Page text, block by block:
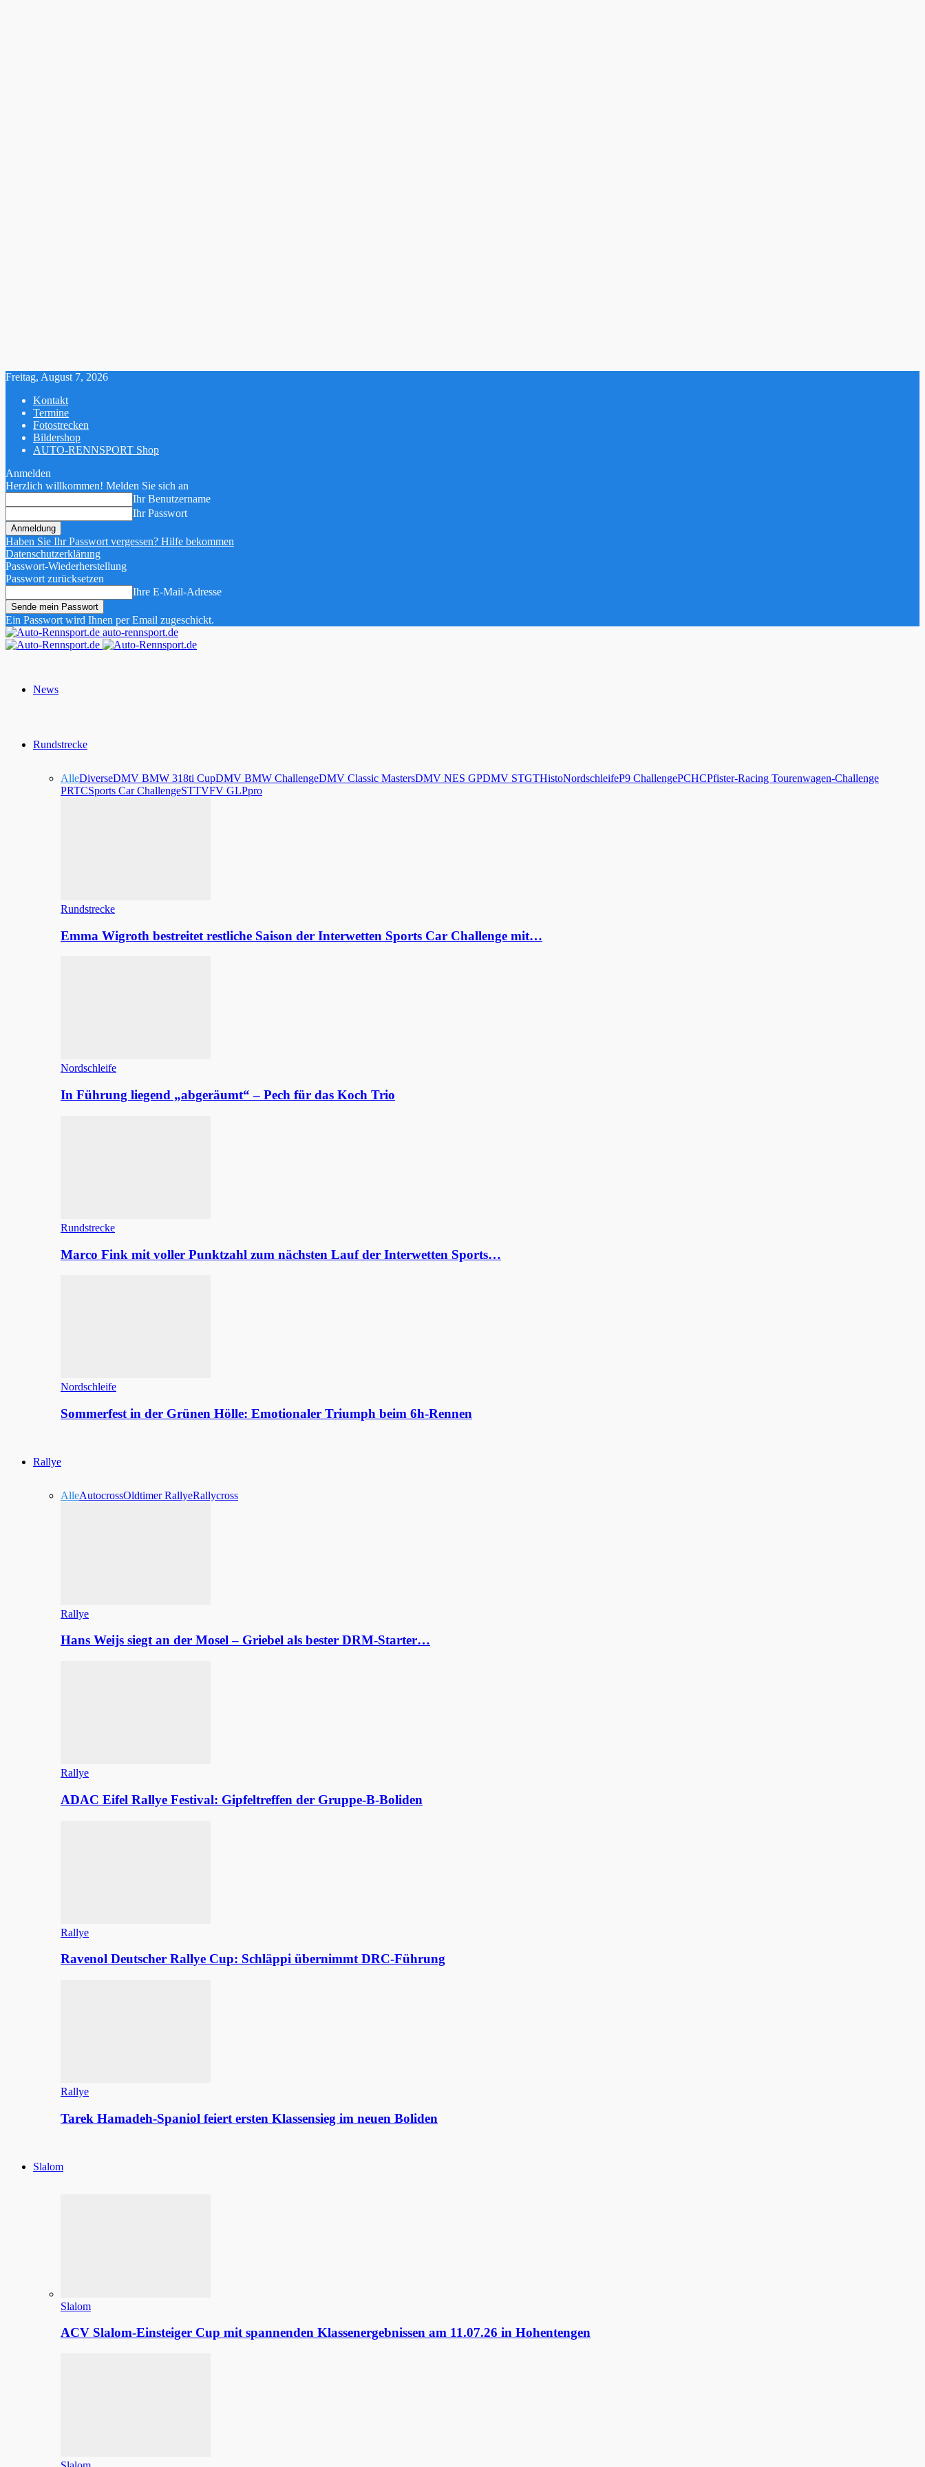
Freitag, August 7, 2026
Kontakt
Termine
Fotostrecken
Bildershop
AUTO-RENNSPORT Shop
Anmelden
Herzlich willkommen! Melden Sie sich an
Ihr Benutzername
Ihr Passwort
Haben Sie Ihr Passwort vergessen? Hilfe bekommen
Datenschutzerklärung
Passwort-Wiederherstellung
Passwort zurücksetzen
Ihre E-Mail-Adresse
Ein Passwort wird Ihnen per Email zugeschickt.
auto-rennsport.de
News
Rundstrecke
AlleDiverseDMV BMW 318ti CupDMV BMW ChallengeDMV Classic MastersDMV NES GPDMV STGTHistoNordschleifeP9 ChallengePCHCPfister-Racing Tourenwagen-Challenge
PRTCSports Car ChallengeSTTVFV GLPpro
Rundstrecke
Emma Wigroth bestreitet restliche Saison der Interwetten Sports Car Challenge mit…
Nordschleife
In Führung liegend „abgeräumt“ – Pech für das Koch Trio
Rundstrecke
Marco Fink mit voller Punktzahl zum nächsten Lauf der Interwetten Sports…
Nordschleife
Sommerfest in der Grünen Hölle: Emotionaler Triumph beim 6h-Rennen
Rallye
AlleAutocrossOldtimer RallyeRallycross
Rallye
Hans Weijs siegt an der Mosel – Griebel als bester DRM-Starter…
Rallye
ADAC Eifel Rallye Festival: Gipfeltreffen der Gruppe-B-Boliden
Rallye
Ravenol Deutscher Rallye Cup: Schläppi übernimmt DRC-Führung
Rallye
Tarek Hamadeh-Spaniol feiert ersten Klassensieg im neuen Boliden
Slalom
Slalom
ACV Slalom-Einsteiger Cup mit spannenden Klassenergebnissen am 11.07.26 in Hohentengen